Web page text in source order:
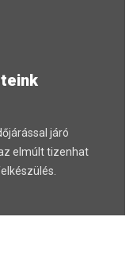
járó
elmúlt tizenhat